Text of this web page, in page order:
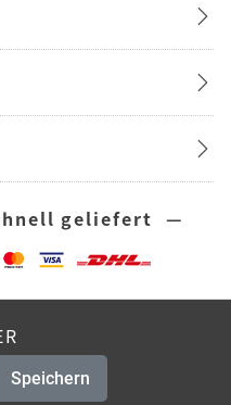
geliefert —
Speichern